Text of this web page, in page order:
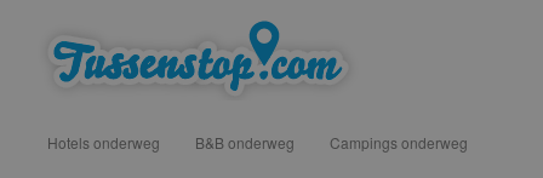
vind hotels, campings en b&b onderweg voor een tussenstop
Hotels onderweg B&B onderweg Campings onderweg